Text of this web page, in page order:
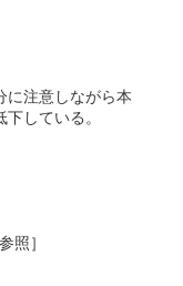
に注意しながら本
している。
照］